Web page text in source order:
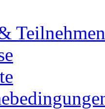
Teilnehmen